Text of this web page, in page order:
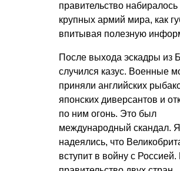
правительство
крупных армий мира, как
впитывая полезную
После выхода эскадры из
случился казус. Военные
приняли английских
японских диверсантов и
по ним огонь. Это был
международный скандал.
надеялись, что
вступит в войну с